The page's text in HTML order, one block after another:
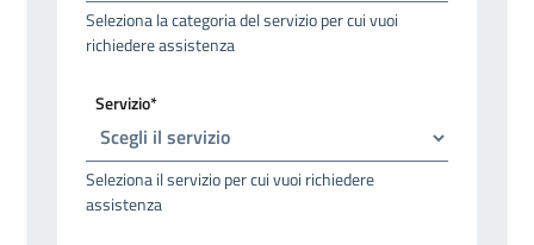
Seleziona la categoria del servizio per cui vuoi
richiedere assistenza
Servizio*
Seleziona il servizio per cui vuoi richiedere
assistenza